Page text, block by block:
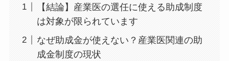
目次
【結論】産業医の選任に使える助成制度
は対象が限られています